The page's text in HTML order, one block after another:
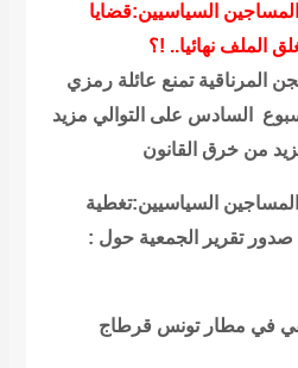
المساجين السياسيين:قضايا
الملف نهائيا.. !؟
المرناقية تمنع عائلة رمزي
السادس على التوالي مزيد
من خرق القانون
المساجين السياسيين:تغطية
صدور تقرير الجمعية حول :
في مطار تونس قرطاج